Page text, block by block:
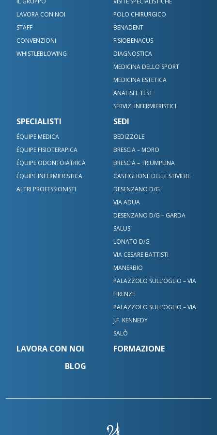
LAVORA CON NOI
STAFF
CONVENZIONI
WHISTLEBLOWING
POLO CHIRURGICO
BENADENT
FISIOBENACUS
DIAGNOSTICA
MEDICINA DELLO SPORT
MEDICINA ESTETICA
ANALISI E TEST
SERVIZI INFERMIERISTICI
SPECIALISTI
ÉQUIPE MEDICA
ÉQUIPE FISIOTERAPICA
ÉQUIPE ODONTOIATRICA
ÉQUIPE INFERMIERISTICA
ALTRI PROFESSIONISTI
SEDI
BEDIZZOLE
BRESCIA – MORO
BRESCIA – TRIUMPLINA
CASTIGLIONE DELLE STIVIERE
DESENZANO D/G
VIA ADUA
DESENZANO D/G – GARDA
SALUS
LONATO D/G
VIA CESARE BATTISTI
MANERBIO
PALAZZOLO SULL’OGLIO – VIA
FIRENZE
PALAZZOLO SULL’OGLIO – VIA
J.F. KENNEDY
SALÒ
LAVORA CON NOI
FORMAZIONE
BLOG